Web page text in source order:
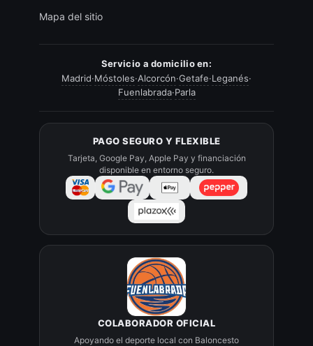
Mapa del sitio
Servicio a domicilio en:
Madrid·Móstoles·Alcorcón·Getafe·Leganés·
Fuenlabrada·Parla
PAGO SEGURO Y FLEXIBLE
Tarjeta, Google Pay, Apple Pay y financiación
disponible en entorno seguro.
COLABORADOR OFICIAL
Apoyando el deporte local con Baloncesto